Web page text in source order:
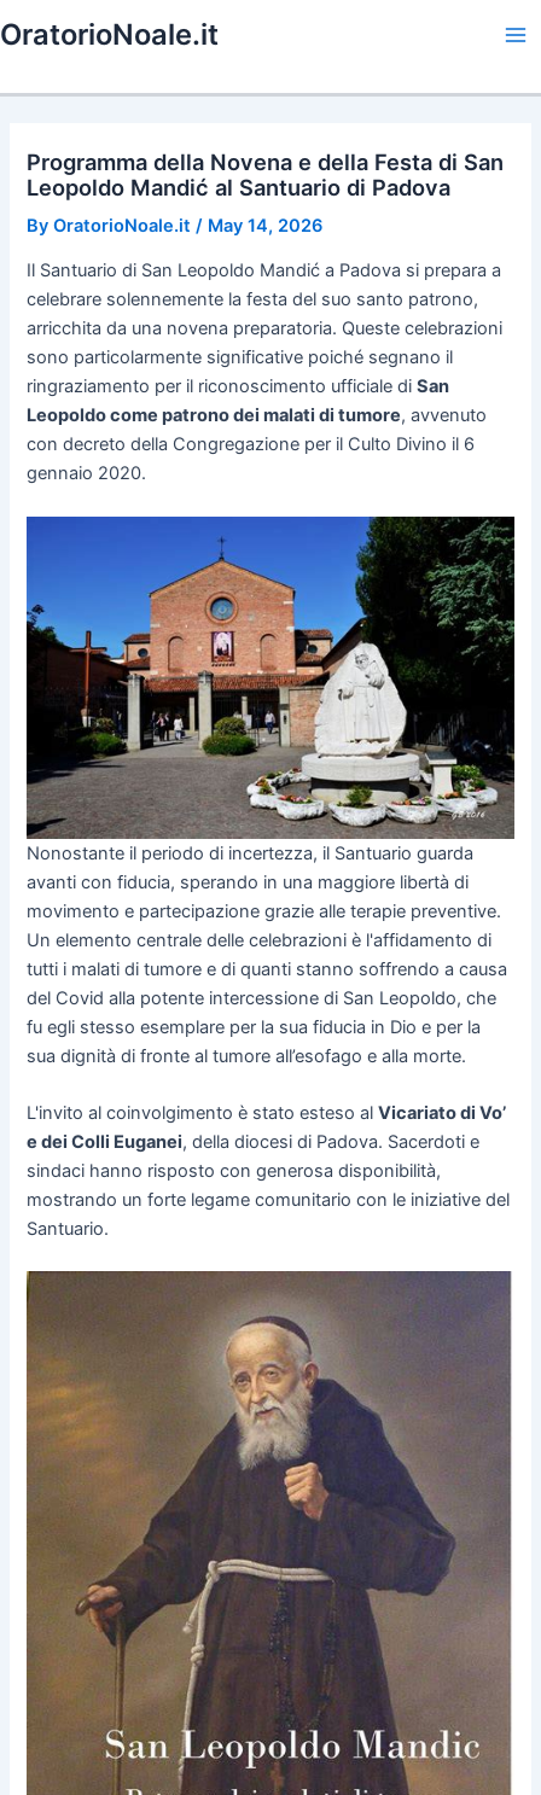
to
OratorioNoale.it
Programma della Novena e della Festa di San
Leopoldo Mandić al Santuario di Padova
ByOratorioNoale.it / May 14, 2026
Il Santuario di San Leopoldo Mandić a Padova si prepara a
celebrare solennemente la festa del suo santo patrono,
arricchita da una novena preparatoria. Queste celebrazioni
sono particolarmente significative poiché segnano il
ringraziamento per il riconoscimento ufficiale diSan
Leopoldo come patrono dei malati di tumore, avvenuto
con decreto della Congregazione per il Culto Divino il 6
gennaio 2020.
Nonostante il periodo di incertezza, il Santuario guarda
avanti con fiducia, sperando in una maggiore libertà di
movimento e partecipazione grazie alle terapie preventive.
Un elemento centrale delle celebrazioni è l'affidamento di
tutti i malati di tumore e di quanti stanno soffrendo a causa
del Covid alla potente intercessione di San Leopoldo, che
fu egli stesso esemplare per la sua fiducia in Dio e per la
sua dignità di fronte al tumore all’esofago e alla morte.
L'invito al coinvolgimento è stato esteso alVicariato di Vo’
e dei Colli Euganei, della diocesi di Padova. Sacerdoti e
sindaci hanno risposto con generosa disponibilità,
mostrando un forte legame comunitario con le iniziative del
Santuario.